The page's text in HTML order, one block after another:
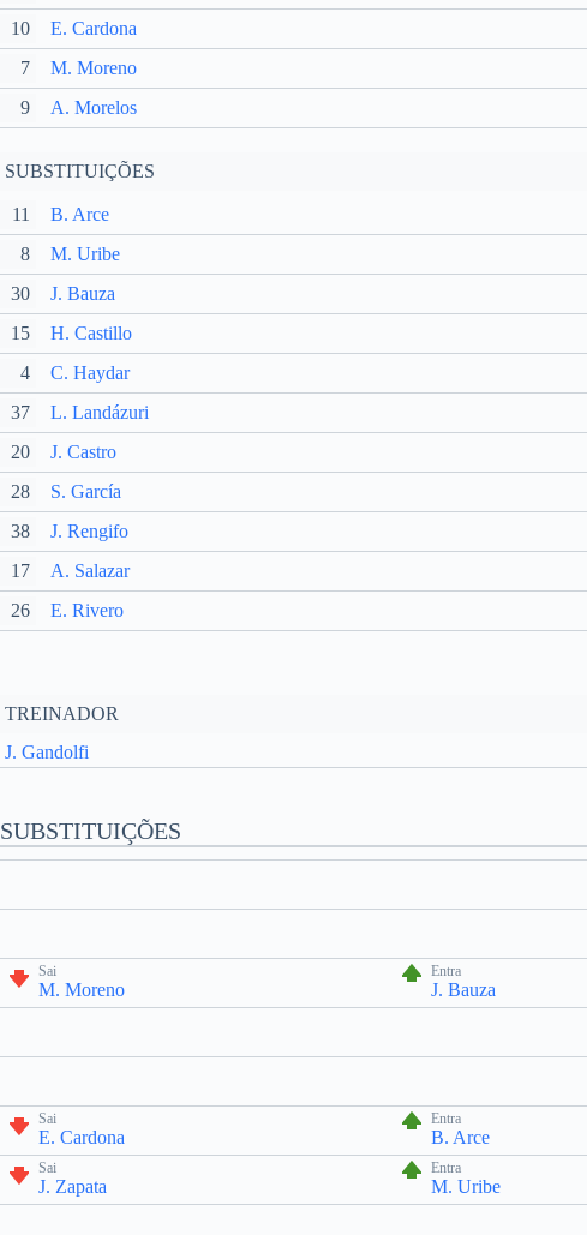
10 E. Cardona
7 M. Moreno
9 A. Morelos
SUBSTITUIÇÕES
11 B. Arce
8 M. Uribe
30 J. Bauza
15
H. Castillo
4
C. Haydar
37
L. Landázuri
20
J. Castro
28
S. García
38
J. Rengifo
17
A. Salazar
26
E. Rivero
TREINADOR
J. Gandolfi
SUBSTITUIÇÕES
Sai
M. Moreno
Entra
J. Bauza
Sai
E. Cardona
Entra
B. Arce
Sai
J. Zapata
Entra
M. Uribe